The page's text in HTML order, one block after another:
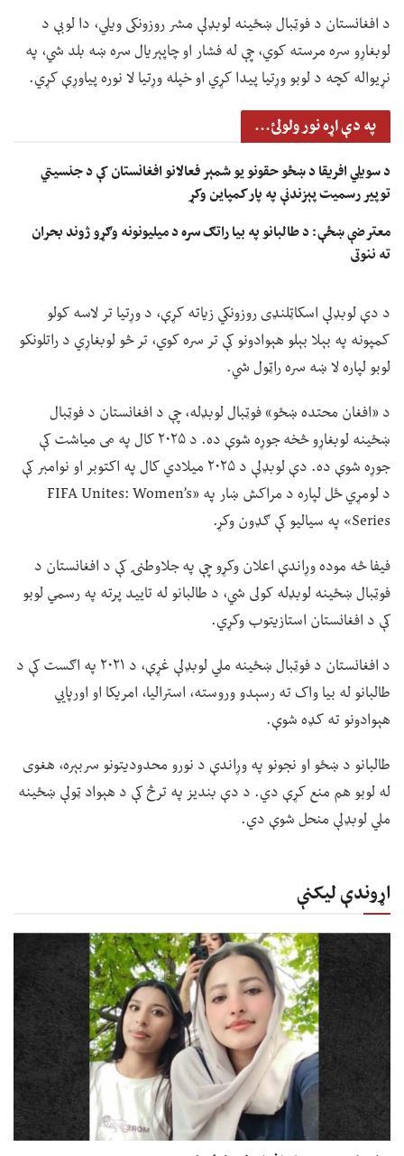
د افغانستان د فوټبال ښځینه لوبډلې مشر روزونکی ویلي، دا لوبې د
لوبغاړو سره مرسته کوي، چې له فشار او چاپېریال سره ښه بلد شي، په
نړیواله کچه د لوبو وړتیا پیدا کړي او خپله وړتیا لا نوره پیاوړې کړي.
په دې اړه نور ولولئ...
د سویلي افریقا د ښځو حقونو یو شمېر فعالانو افغانستان کې د جنسیتي
توپیر رسمیت پېزندنې په پار کمپاین وکړ
معترضې ښځې: د طالبانو په بیا راتګ سره د میلیونونه وګړو ژوند بحران
ته ننوتی
د دې لوبډلې اسکاټلنډی روزونکي زیاته کړې، د وړتیا تر لاسه کولو
کمپونه په بېلا بېلو هېوادونو کې تر سره کوي، تر څو لوبغاړي د راتلونکو
لوبو لپاره لا ښه سره راټول شي.
د «افغان محتده ښځو» فوټبال لوبډله، چې د افغانستان د فوټبال
ښځینه لوبغاړو څخه جوړه شوې ده. د ۲۰۲۵ کال په می میاشت کې
جوړه شوې ده. دې لوبډلې د ۲۰۲۵ میلادي کال په اکتوبر او نوامبر کې
د لومړي ځل لپاره د مراکش ښار په «FIFA Unites: Women’s
Series» په سیالیو کې ګډون وکړ.
فیفا څه موده وړاندې اعلان وکړو چې په جلاوطنۍ کې د افغانستان د
فوټبال ښځینه لوبډله کولی شي، د طالبانو له تایید پرته په رسمي لوبو
کې د افغانستان استازیتوب وکړي.
د افغانستان د فوټبال ښځینه ملي لوبډلې غړې، د ۲۰۲۱ په اګست کې د
طالبانو له بیا واک ته رسېدو وروسته، استرالیا، امریکا او اورپايي
هېوادونو ته کډه شوې.
طالبانو د ښځو او نجونو په وړاندې د نورو محدودیتونو سربېره، هغوی
له لوبو هم منع کړې دي. د دې بندیز په ترڅ کې د هېواد ټولې ښځینه
ملي لوبډلې منحل شوې دي.
اړوندې لیکنې